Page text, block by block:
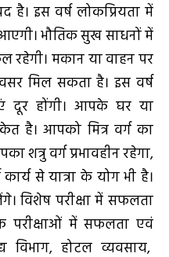
इस वर्ष लोकप्रियता में
आएगी। भौतिक सुख साधनों में
रहेगी। मकान या वाहन पर
मिल सकता है। इस वर्ष
दूर होंगी। आपके घर या
है। आपको मित्र वर्ग का
शत्रु वर्ग प्रभावहीन रहेगा,
से यात्रा के योग भी है।
विशेष परीक्षा में सफलता
परीक्षाओं में सफलता एवं
विभाग, होटल व्यवसाय,